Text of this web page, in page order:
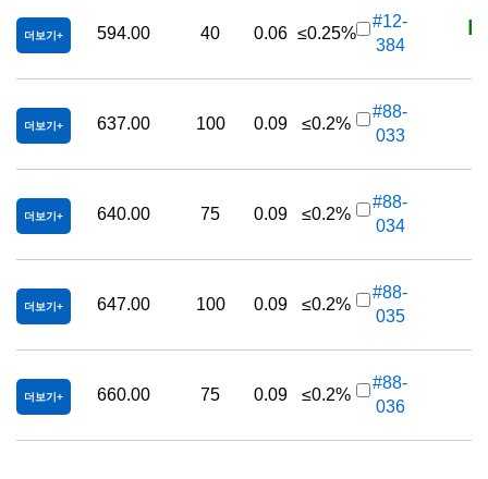
더보기 594.00 40 0.06 ≤0.25%
#12-
384
더보기 637.00 100 0.09 ≤0.2%
#88-
033
더보기 640.00 75 0.09 ≤0.2%
#88-
034
더보기 647.00 100 0.09 ≤0.2%
#88-
035
더보기 660.00 75 0.09 ≤0.2%
#88-
036